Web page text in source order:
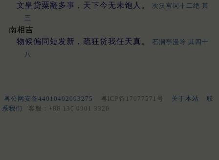
文皇贷粟翻多事，天下今无未饱人。
次汉宫词十二绝 其
三
南相吉
物候偏同短发新，疏狂贷我任天真。
石涧亭漫吟 其四十
八
粤公网安备44010402003275 粤ICP备17077571号 关于本站
联
系我们
客服：+86 136 0901 3320